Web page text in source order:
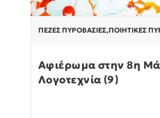
ΠΕΖΈΣ ΠΥΡΟΒΑΣΊΕΣ,ΠΟΙΗΤΙΚΈΣ
Αφιέρωμα στην 8η
Λογοτεχνία (9)